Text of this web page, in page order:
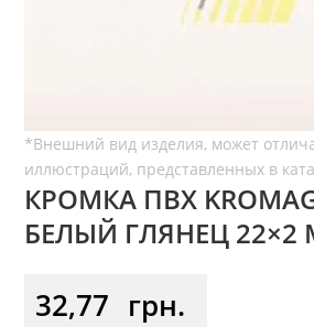
КРОМКА ПВХ
БЕЛЫЙ ГЛЯНЕЦ 22×2
32,77 грн.